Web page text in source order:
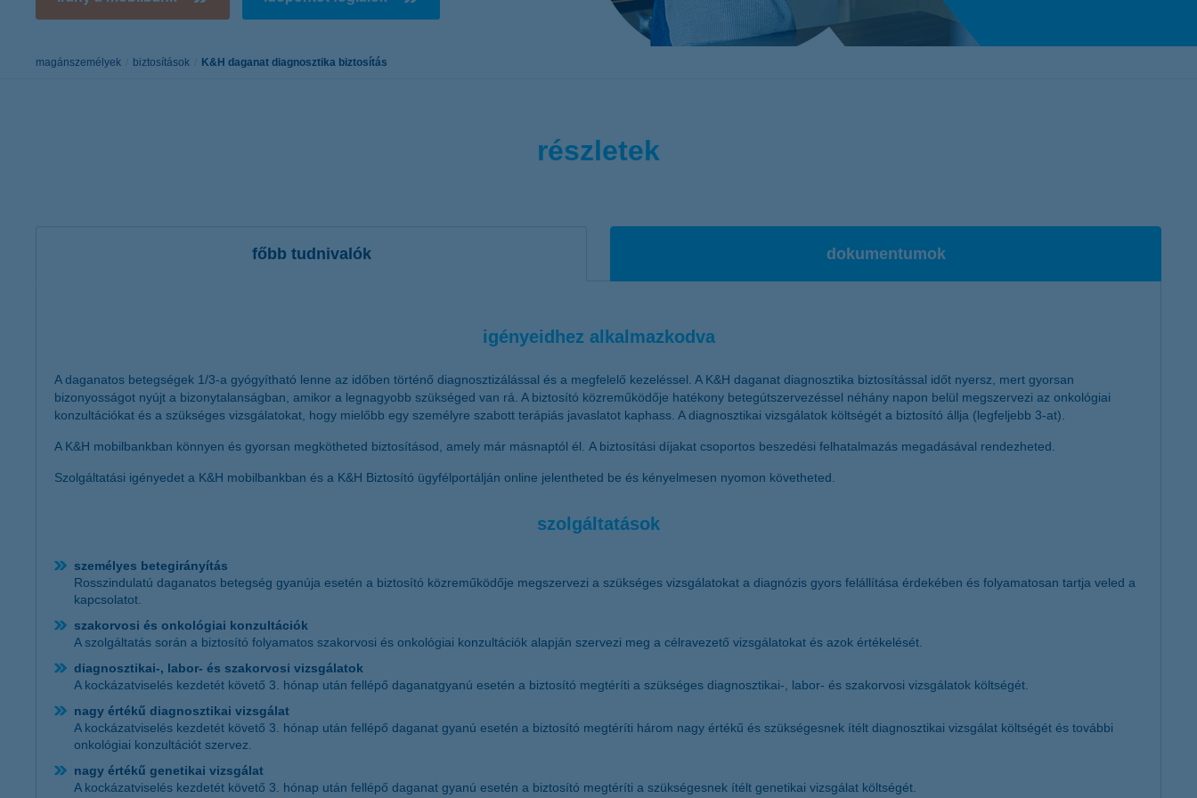
bankváltás
ügyfélajánló program
K&H virtuális betéti kártya Digitális Állampolgárság Program
magánszemélyek biztosítások K&H daganat diagnosztika biztosítás
részletek
főbb tudnivalók dokumentumok
igényeidhez alkalmazkodva
A daganatos betegségek 1/3-a gyógyítható lenne az időben történő diagnosztizálással és a megfelelő kezeléssel. A K&H daganat diagnosztika biztosítással időt nyersz, mert gyorsan
bizonyosságot nyújt a bizonytalanságban, amikor a legnagyobb szükséged van rá. A biztosító közreműködője hatékony betegútszervezéssel néhány napon belül megszervezi az onkológiai
konzultációkat és a szükséges vizsgálatokat, hogy mielőbb egy személyre szabott terápiás javaslatot kaphass. A diagnosztikai vizsgálatok költségét a biztosító állja (legfeljebb 3-at).
A K&H mobilbankban könnyen és gyorsan megkötheted biztosításod, amely már másnaptól él. A biztosítási díjakat csoportos beszedési felhatalmazás megadásával rendezheted.
Szolgáltatási igényedet a K&H mobilbankban és a K&H Biztosító ügyfélportálján online jelentheted be és kényelmesen nyomon követheted.
szolgáltatások
személyes betegirányítás
Rosszindulatú daganatos betegség gyanúja esetén a biztosító közreműködője megszervezi a szükséges vizsgálatokat a diagnózis gyors felállítása érdekében és folyamatosan tartja veled a
kapcsolatot.
szakorvosi és onkológiai konzultációk
A szolgáltatás során a biztosító folyamatos szakorvosi és onkológiai konzultációk alapján szervezi meg a célravezető vizsgálatokat és azok értékelését.
diagnosztikai-, labor- és szakorvosi vizsgálatok
A kockázatviselés kezdetét követő 3. hónap után fellépő daganatgyanú esetén a biztosító megtéríti a szükséges diagnosztikai-, labor- és szakorvosi vizsgálatok költségét.
nagy értékű diagnosztikai vizsgálat
A kockázatviselés kezdetét követő 3. hónap után fellépő daganat gyanú esetén a biztosító megtéríti három nagy értékű és szükségesnek ítélt diagnosztikai vizsgálat költségét és további
onkológiai konzultációt szervez.
nagy értékű genetikai vizsgálat
A kockázatviselés kezdetét követő 3. hónap után fellépő daganat gyanú esetén a biztosító megtéríti a szükségesnek ítélt genetikai vizsgálat költségét.